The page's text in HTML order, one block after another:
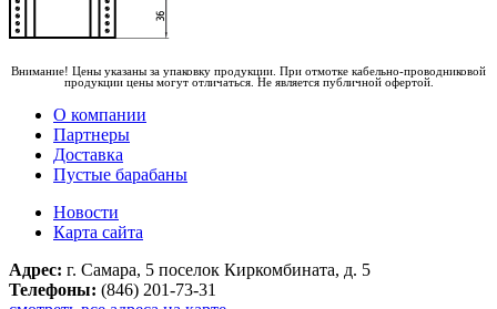
Внимание! Цены указаны за упаковку продукции. При отмотке кабельно-проводниковой
продукции цены могут отличаться. Не является публичной офертой.
О компании
Партнеры
Доставка
Пустые барабаны
Новости
Карта сайта
Адрес: г. Самара, 5 поселок Киркомбината, д. 5
Телефоны: (846) 201-73-31